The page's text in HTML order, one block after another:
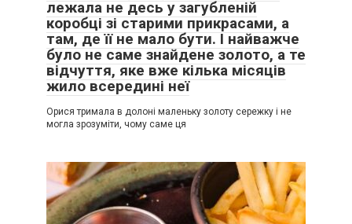
лежала не десь у загубленій
коробці зі старими прикрасами, а
там, де її не мало бути. І найважче
було не саме знайдене золото, а те
відчуття, яке вже кілька місяців
жило всередині неї
Орися тримала в долоні маленьку золоту сережку і не
могла зрозуміти, чому саме ця